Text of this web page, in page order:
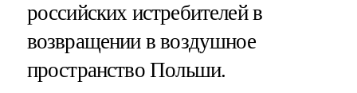
российских истребителей в
возвращении в воздушное
пространство Польши.